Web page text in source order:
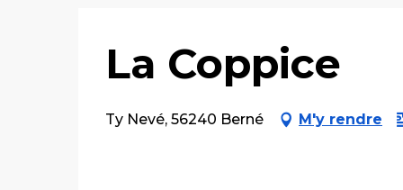
La Coppice
Ty Nevé, 56240 Berné M'y rendre